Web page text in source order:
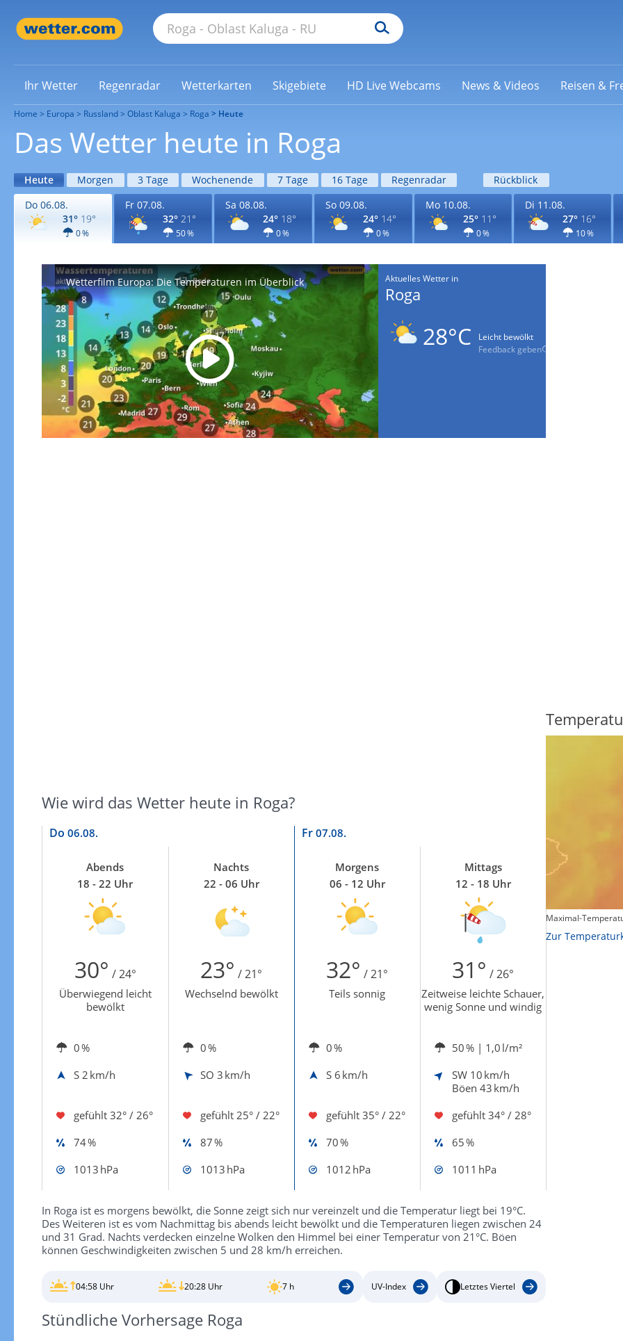
Ihr Wetter Regenradar Wetterkarten Skigebiete HD Live Webcams News & Videos Reisen &
Home Europa Russland Oblast Kaluga Roga Heute
Das Wetter heute in Roga
Heute Morgen 3 Tage Wochenende 7 Tage 16 Tage Regenradar
Rückblick
Do 06.08.
31° 19°
0 %
Fr 07.08.
32° 21°
50 %
Sa 08.08.
24° 18°
0 %
So 09.08.
24° 14°
0 %
Mo 10.08.
25° 11°
0 %
Di 11.08.
27° 16°
10 %
Wetterfilm Europa: Die Temperaturen im Überblick Aktuelles Wetter in
Roga
28°C
Leicht bewölkt
Feedback geben
Wie wird das Wetter heute in Roga?
Do 06.08. Fr 07.08.
Abends
18 - 22 Uhr
Nachts
22 - 06 Uhr
Morgens
06 - 12 Uhr
Mittags
12 - 18 Uhr
30° / 24° 23° / 21° 32° / 21° 31° / 26°
Überwiegend leicht
bewölkt
Wechselnd bewölkt Teils sonnig
Zeitweise leichte Schauer,
wenig Sonne und windig
0 % 0 % 0 % 50 % | 1,0 l/m²
S 2 km/h SO 3 km/h S 6 km/h SW 10 km/h
Böen 43 km/h
gefühlt 32° / 26° gefühlt 25° / 22° gefühlt 35° / 22° gefühlt 34° / 28°
74 %
87 % 70 %
65 %
1013 hPa
1013 hPa 1012 hPa 1011 hPa
In Roga ist es morgens bewölkt, die Sonne zeigt sich nur vereinzelt und die Temperatur liegt bei 19°C.
Des Weiteren ist es vom Nachmittag bis abends leicht bewölkt und die Temperaturen liegen zwischen 24
und 31 Grad. Nachts verdecken einzelne Wolken den Himmel bei einer Temperatur von 21°C. Böen
können Geschwindigkeiten zwischen 5 und 28 km/h erreichen.
04:58 Uhr 20:28 Uhr 7 h UV-Index Letztes Viertel
Stündliche Vorhersage Roga
Gewitterrisiko in 3h
Zur Gewitterrisikokarte
Zum animierten Regenradar Maximal-
Zur